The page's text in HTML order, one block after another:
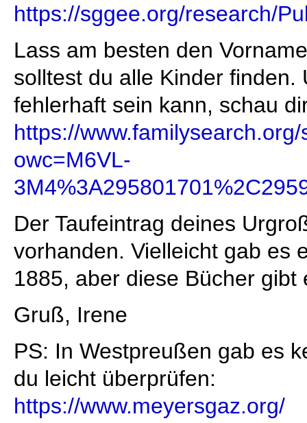
https://sggee.org/research/
Lass am besten den
solltest du alle Kinder finden.
fehlerhaft sein kann, schau
https://
owc=M6VL-
Der Taufeintrag deines
vorhanden. Vielleicht gab es
1885, aber diese Bücher gibt
Gruß, Irene
PS: In Westpreußen gab es
du leicht überprüfen:
https://www.meyersgaz.org/